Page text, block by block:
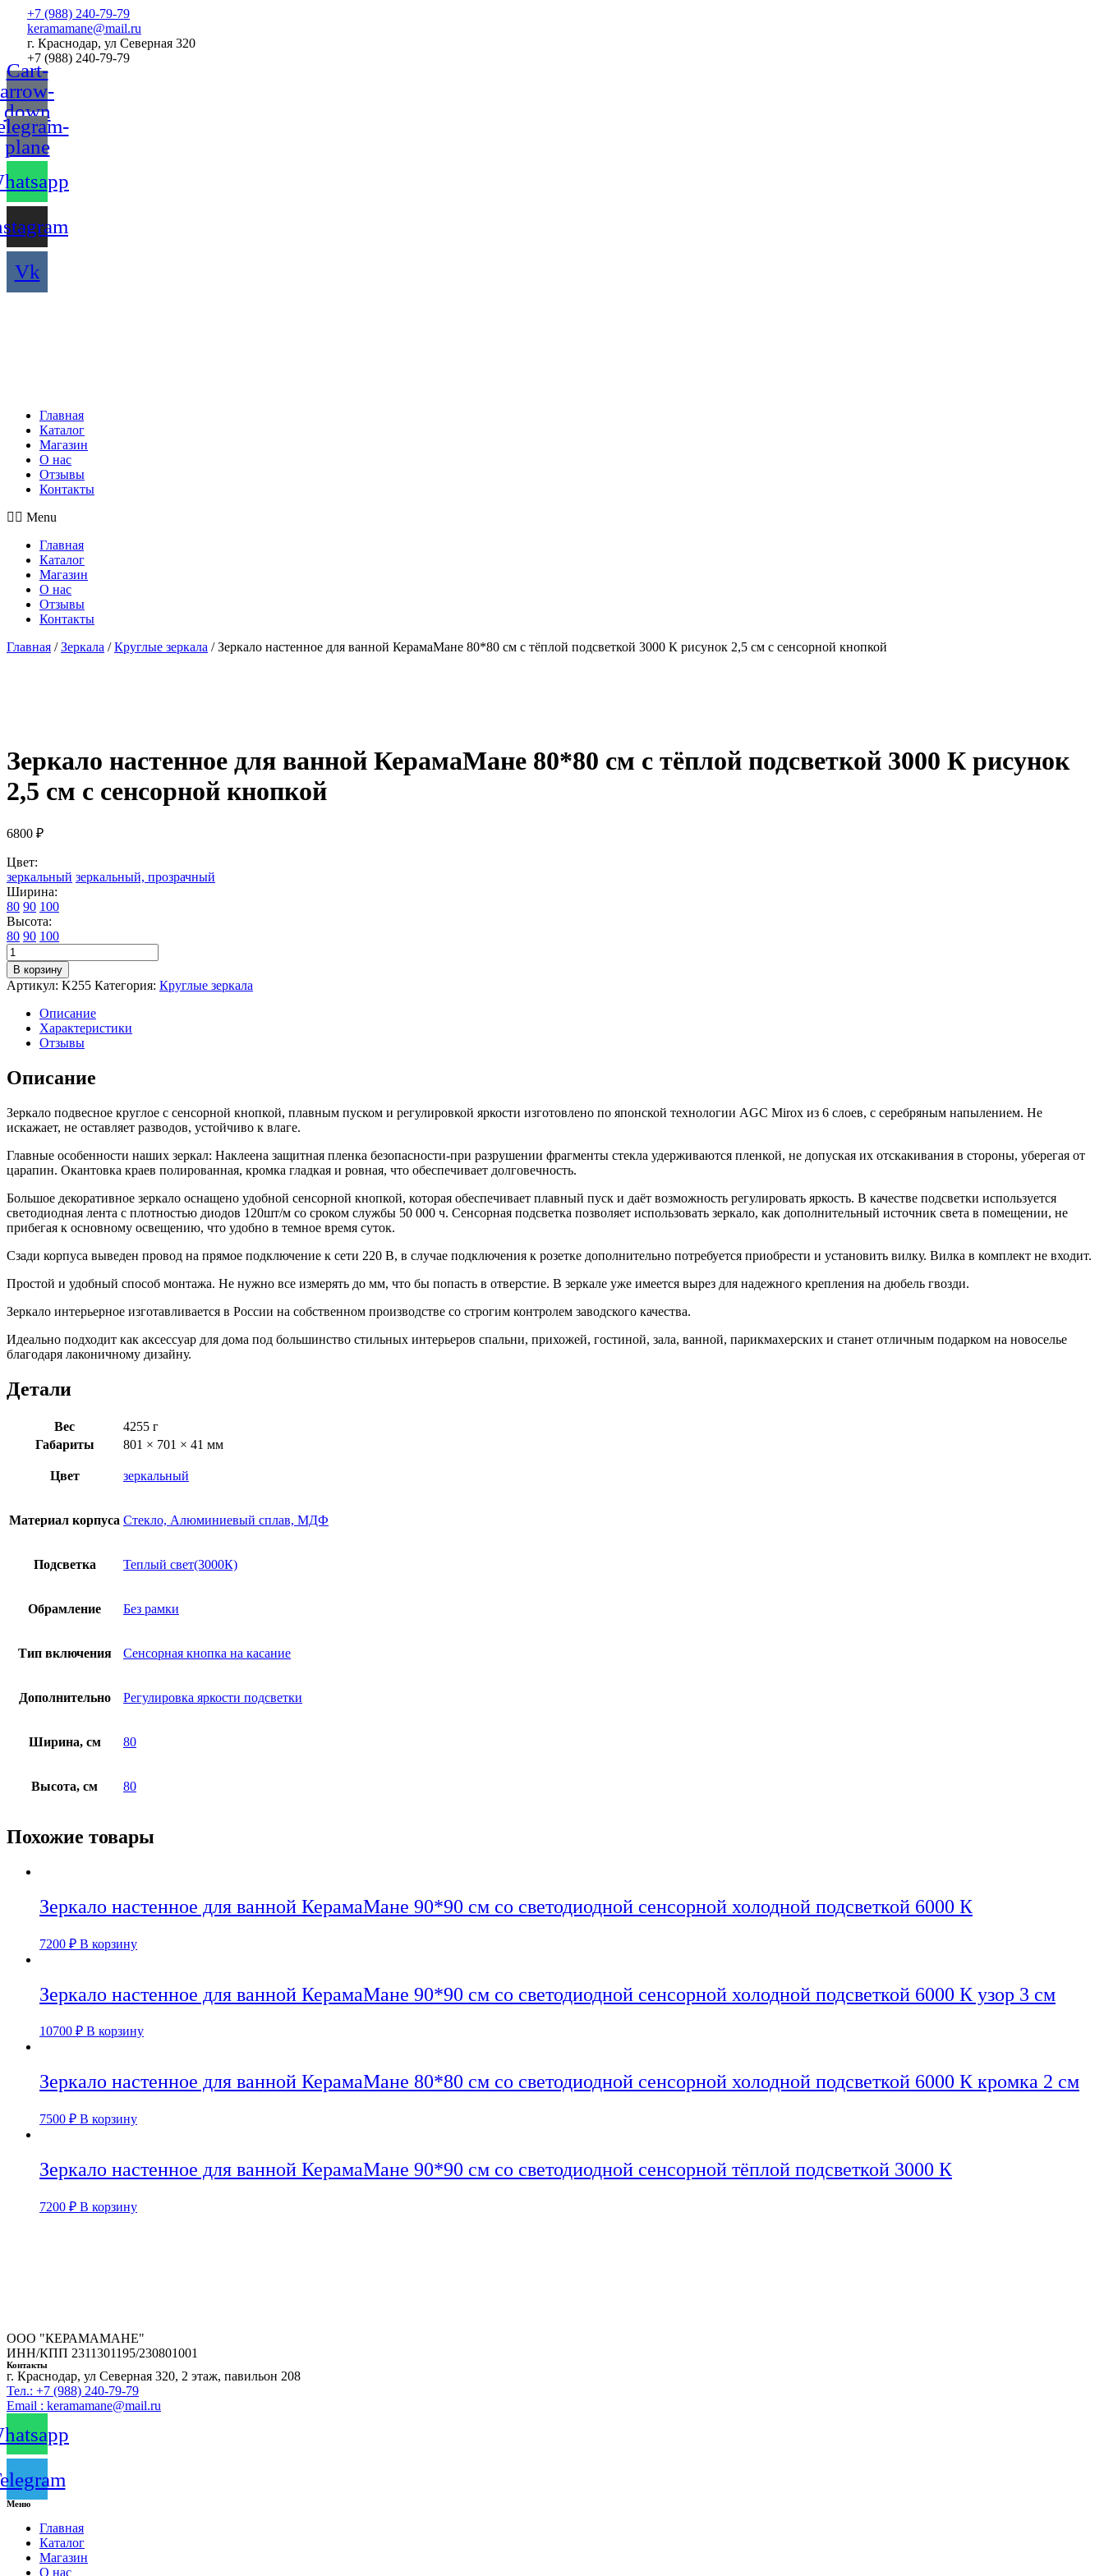
Перейти
содержимому
+7 (988) 240-79-79
keramamane@mail.ru
г. Краснодар, ул Северная 320
+7 (988) 240-79-79
Cart-
arrow-
down
plane
Vk
Главная
Каталог
Магазин
О нас
Отзывы
Контакты
Menu
Главная
Каталог
Магазин
О нас
Отзывы
Контакты
Главная /Зеркала /Круглые зеркала / Зеркало настенное для ванной КерамаМане 80*80 см с тёплой подсветкой 3000 К рисунок 2,5 см с сенсорной кнопкой
Зеркало настенное для ванной КерамаМане 80*80 см с тёплой подсветкой 3000 К рисунок
2,5 см с сенсорной кнопкой
6800 ₽
Цвет:
зеркальный зеркальный, прозрачный
Ширина:
80 90 100
Высота:
80 90 100
Количество
товара
Зеркало
настенное
ванной
КерамаМане
см
с
подсветкой
3000
рисунок
2,5
с
сенсорной
кнопкой
В корзину
Артикул: K255 Категория: Круглые зеркала
Описание
Характеристики
Отзывы
Описание
Зеркало подвесное круглое с сенсорной кнопкой, плавным пуском и регулировкой яркости изготовлено по японской технологии AGC Mirox из 6 слоев, с серебряным напылением. Не
искажает, не оставляет разводов, устойчиво к влаге.
Главные особенности наших зеркал: Наклеена защитная пленка безопасности-при разрушении фрагменты стекла удерживаются пленкой, не допуская их отскакивания в стороны, уберегая от
царапин. Окантовка краев полированная, кромка гладкая и ровная, что обеспечивает долговечность.
Большое декоративное зеркало оснащено удобной сенсорной кнопкой, которая обеспечивает плавный пуск и даёт возможность регулировать яркость. В качестве подсветки используется
светодиодная лента с плотностью диодов 120шт/м со сроком службы 50 000 ч. Сенсорная подсветка позволяет использовать зеркало, как дополнительный источник света в помещении, не
прибегая к основному освещению, что удобно в темное время суток.
Сзади корпуса выведен провод на прямое подключение к сети 220 В, в случае подключения к розетке дополнительно потребуется приобрести и установить вилку. Вилка в комплект не входит.
Простой и удобный способ монтажа. Не нужно все измерять до мм, что бы попасть в отверстие. В зеркале уже имеется вырез для надежного крепления на дюбель гвозди.
Зеркало интерьерное изготавливается в России на собственном производстве со строгим контролем заводского качества.
Идеально подходит как аксессуар для дома под большинство стильных интерьеров спальни, прихожей, гостиной, зала, ванной, парикмахерских и станет отличным подарком на новоселье
благодаря лаконичному дизайну.
Детали
Вес
4255 г
Габариты
801 × 701 × 41 мм
Цвет зеркальный
Материал корпуса Стекло, Алюминиевый сплав, МДФ
Подсветка Теплый свет(3000К)
Обрамление Без рамки
Тип включения Сенсорная кнопка на касание
Дополнительно Регулировка яркости подсветки
Ширина, см 80
Высота, см 80
Похожие товары
Зеркало настенное для ванной КерамаМане 90*90 см со светодиодной сенсорной холодной подсветкой 6000 К
7200 ₽ В корзину
Зеркало настенное для ванной КерамаМане 90*90 см со светодиодной сенсорной холодной подсветкой 6000 К узор 3 см
10700 ₽ В корзину
Зеркало настенное для ванной КерамаМане 80*80 см со светодиодной сенсорной холодной подсветкой 6000 К кромка 2 см
7500 ₽ В корзину
Зеркало настенное для ванной КерамаМане 90*90 см со светодиодной сенсорной тёплой подсветкой 3000 К
7200 ₽ В корзину
ООО "КЕРАМАМАНЕ"
ИНН/КПП 2311301195/230801001
Контакты
г. Краснодар, ул Северная 320, 2 этаж, павильон 208
Тел.: +7 (988) 240-79-79
Email : keramamane@mail.ru
Меню
Главная
Каталог
Магазин
О нас